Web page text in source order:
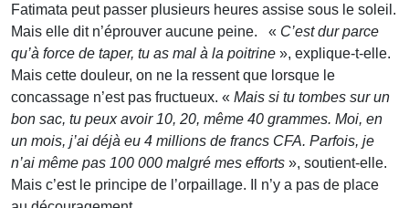
Fatimata peut passer plusieurs heures assise sous le soleil.
Mais elle dit n’éprouver aucune peine. « C’est dur parce
qu’à force de taper, tu as mal à la poitrine », explique-t-elle.
Mais cette douleur, on ne la ressent que lorsque le
concassage n’est pas fructueux. « Mais si tu tombes sur un
bon sac, tu peux avoir 10, 20, même 40 grammes. Moi, en
un mois, j’ai déjà eu 4 millions de francs CFA. Parfois, je
n’ai même pas 100 000 malgré mes efforts », soutient-elle.
Mais c’est le principe de l’orpaillage. Il n’y a pas de place